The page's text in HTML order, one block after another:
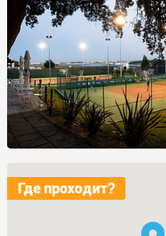
Где проходит?